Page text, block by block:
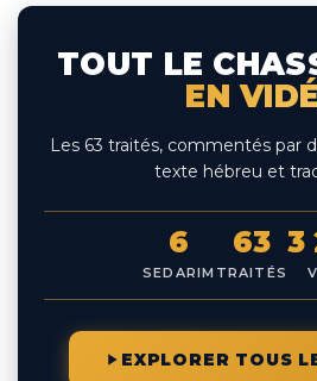
TOUT LE
EN
Les 63 traités, commentés par
texte hébreu et
6
SEDARIM
63
TRAITÉS
3
EXPLORER TOUS